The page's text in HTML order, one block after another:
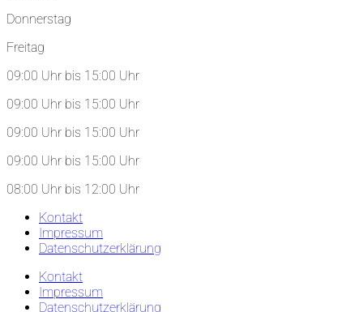
Donnerstag
Freitag
09:00 Uhr bis 15:00 Uhr
09:00 Uhr bis 15:00 Uhr
09:00 Uhr bis 15:00 Uhr
09:00 Uhr bis 15:00 Uhr
08:00 Uhr bis 12:00 Uhr
Kontakt
Impressum
Datenschutzerklärung
Kontakt
Impressum
Datenschutzerklärung